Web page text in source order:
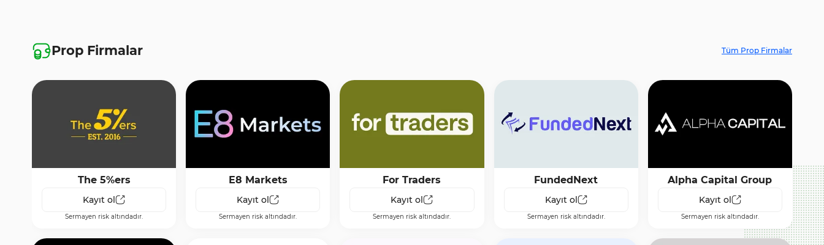
Prop Firmalar Tüm Prop Firmalar
The 5%ers
Kayıt ol
Sermayen risk altındadır.
E8 Markets
Kayıt ol
Sermayen risk altındadır.
For Traders
Kayıt ol
Sermayen risk altındadır.
FundedNext
Kayıt ol
Sermayen risk altındadır.
Alpha Capital Group
Kayıt ol
Sermayen risk altındadır.